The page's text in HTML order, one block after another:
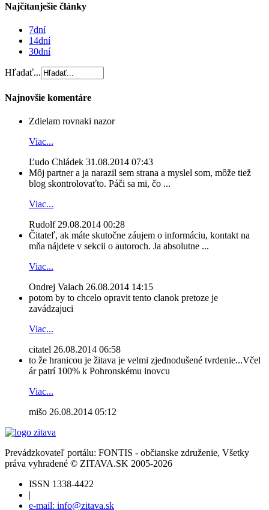
Najčítanješie články
7dní
14dní
30dní
Hľadať...
Najnovšie komentáre
Zdielam rovnaki nazor
Viac...
Ľudo Chládek 31.08.2014 07:43
Môj partner a ja narazil sem strana a myslel som, môže tiež
blog skontrolovaťto. Páči sa mi, čo ...
Viac...
Rudolf 29.08.2014 00:28
Čitateľ, ak máte skutočne záujem o informáciu, kontakt na
mňa nájdete v sekcii o autoroch. Ja absolutne ...
Viac...
Ondrej Valach 26.08.2014 14:15
potom by to chcelo opravit tento clanok pretoze je
zavádzajuci
Viac...
citatel 26.08.2014 06:58
to že hranicou je žitava je velmi zjednodušené tvrdenie...Včel
ár patrí 100% k Pohronskému inovcu
Viac...
mišo 26.08.2014 05:12
Prevádzkovateľ portálu: FONTIS - občianske združenie, Všetky
práva vyhradené © ZITAVA.SK 2005-2026
ISSN 1338-4422
|
e-mail: info@zitava.sk